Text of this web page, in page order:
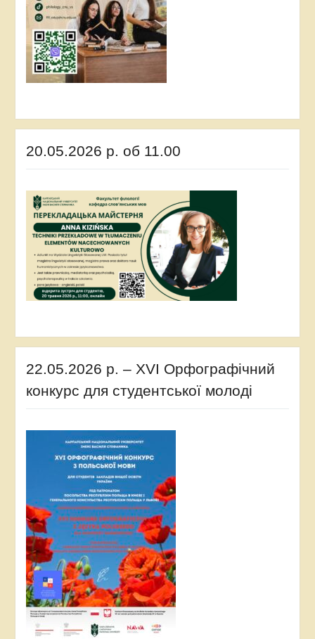
20.05.2026 р. об 11.00
22.05.2026 р. – XVI Орфографічний
конкурс для студентської молоді